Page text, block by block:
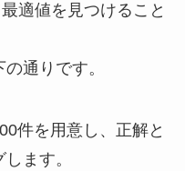
適値を見つけること
通りです。
件を用意し、正解と
ます。